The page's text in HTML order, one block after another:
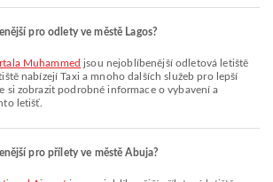
pro odlety ve městě Lagos?
Muhammed jsou nejoblíbenější odletová letiště
nabízejí Taxi a mnoho dalších služeb pro lepší
si zobrazit podrobné informace o vybavení a
letišť.
pro přílety ve městě Abuja?